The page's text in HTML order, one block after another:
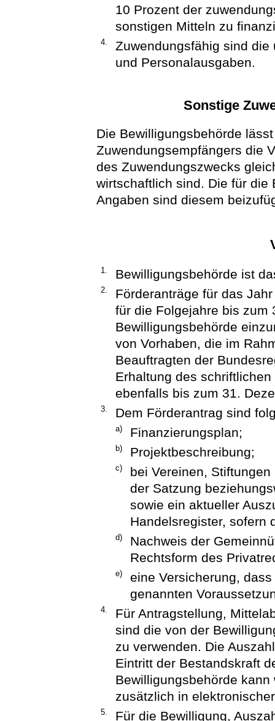
10 Prozent der
sonstigen Mitteln zu
4.
Zuwendungsfähig sind
und Personalausgaben.
Sonstige
Die Bewilligungsbehörde
Zuwendungsempfängers die
des Zuwendungszwecks
wirtschaftlich sind. Die für die
Angaben sind diesem
1. Bewilligungsbehörde ist
2.
Förderanträge für das
für die Folgejahre bis zum
Bewilligungsbehörde
von Vorhaben, die im
Beauftragten der
Erhaltung des
ebenfalls bis zum 31.
3. Dem Förderantrag sind
a) Finanzierungsplan;
b) Projektbeschreibung;
c)
bei Vereinen,
der Satzung
sowie ein aktueller
Handelsregister, sofern
d)
Nachweis der
Rechtsform des
e)
eine Versicherung,
genannten
4.
Für Antragstellung,
sind die von der
zu verwenden. Die
Eintritt der Bestandskraft
Bewilligungsbehörde
zusätzlich in
5.
Für die Bewilligung,